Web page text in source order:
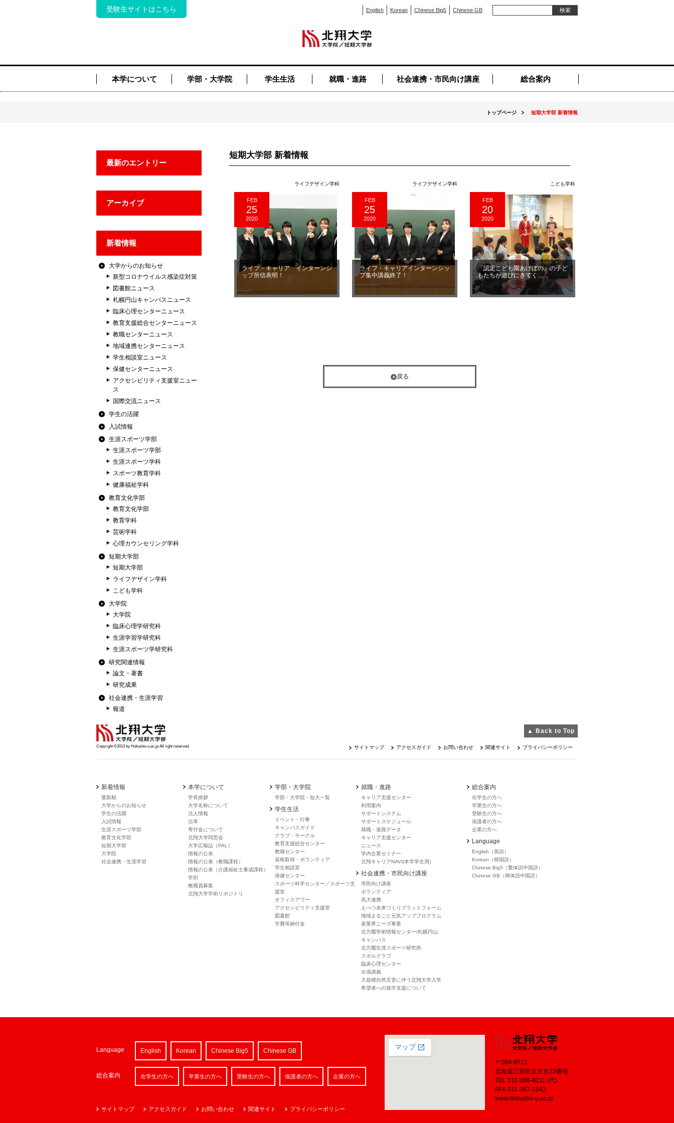
受験生サイトはこちら English Korean Chinese Big5 Chinese GB
本学について 学部・大学院 学生生活 就職・進路 社会連携・市民向け講座 総合案内
トップページ 短期大学部 新着情報
最新のエントリー
アーカイブ
新着情報
大学からのお知らせ
新型コロナウイルス感染症対策
図書館ニュース
札幌円山キャンパスニュース
臨床心理センターニュース
教育支援総合センターニュース
教職センターニュース
地域連携センターニュース
学生相談室ニュース
保健センターニュース
アクセシビリティ支援室ニュー
ス
国際交流ニュース
学生の活躍
入試情報
生涯スポーツ学部
生涯スポーツ学部
生涯スポーツ学科
スポーツ教育学科
健康福祉学科
教育文化学部
教育文化学部
教育学科
芸術学科
心理カウンセリング学科
短期大学部
短期大学部
ライフデザイン学科
こども学科
大学院
大学院
臨床心理学研究科
生涯学習学研究科
生涯スポーツ学研究科
研究関連情報
論文・著書
研究成果
社会連携・生涯学習
報道
短期大学部 新着情報
ライフデザイン学科
FEB
25
2020
ライフ・キャリア インターンシ
ップ所信表明！
ライフデザイン学科
FEB
25
2020
ライフ・キャリアインターンシッ
プ集中講義終了！
こども学科
FEB
20
2020
「認定こども園あけぼの」の子ど
もたちが遊びにきてく...
戻る
▲ Back to Top
Copyright ©2013 by Hokusho-u.ac.jp All right reserved. サイトマップ アクセスガイド お問い合わせ 関連サイト プライバシーポリシー
新着情報
最新順
大学からのお知らせ
学生の活躍
入試情報
生涯スポーツ学部
教育文化学部
短期大学部
大学院
社会連携・生涯学習
本学について
学長挨拶
大学名称について
法人情報
沿革
寄付金について
北翔大学同窓会
大学広報誌［PAL］
情報の公表
情報の公表（教職課程）
情報の公表（介護福祉士養成課程）
学則
教職員募集
北翔大学学術リポジトリ
学部・大学院
学部・大学院・短大一覧
学生生活
イベント・行事
キャンバスガイド
クラブ・サークル
教育支援総合センター
教職センター
資格取得・ボランティア
学生相談室
保健センター
スポーツ科学センター／スポーツ支
援室
オフィスアワー
アクセシビリティ支援室
図書館
学費等納付金
就職・進路
キャリア支援センター
利用案内
サポートシステム
サポートスケジュール
就職・進路データ
キャリア支援センター
ニュース
学内企業セミナー
北翔キャリアNAVI(本学学生用)
社会連携・市民向け講座
市民向け講座
ボランティア
高大連携
えべつ未来づくりプラットフォーム
地域まるごと元気アッププログラム
産業界ニーズ事業
北方圏学術情報センター/札幌円山
キャンパス
北方圏生涯スポーツ研究所
スポルクラブ
臨床心理センター
出張講義
大規模自然災害に伴う北翔大学入学
希望者への就学支援について
総合案内
在学生の方へ
卒業生の方へ
受験生の方へ
保護者の方へ
企業の方へ
Language
English（英語）
Korean（韓国語）
Chinese Big5（繁体語中国語）
Chinese GB（簡体語中国語）
〒069-8511
北海道江別市文京台23番地
TEL 011-386-8011 (代)
FAX 011-387-1542
www.hokusho-u.ac.jp
Language English Korean Chinese Big5 Chinese GB
総合案内 在学生の方へ 卒業生の方へ 受験生の方へ 保護者の方へ 企業の方へ
サイトマップ アクセスガイド お問い合わせ 関連サイト プライバシーポリシー